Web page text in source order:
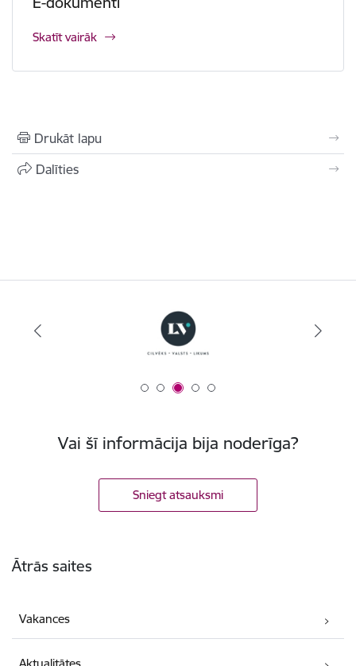
Skatīt vairāk
Drukāt lapu
Dalīties
Vai šī informācija bija noderīga?
Sniegt atsauksmi
Ātrās saites
Vakances